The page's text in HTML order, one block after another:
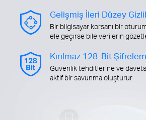
Gelişmiş İleri Düzey
Bir bilgisayar korsanı bir
ele geçirse bile verilerin
Kırılmaz 128-Bit
Güvenlik tehditlerine ve
aktif bir savunma oluşturur